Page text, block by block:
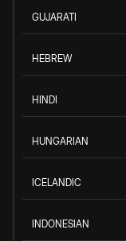
GUJARATI
HEBREW
HINDI
HUNGARIAN
ICELANDIC
INDONESIAN